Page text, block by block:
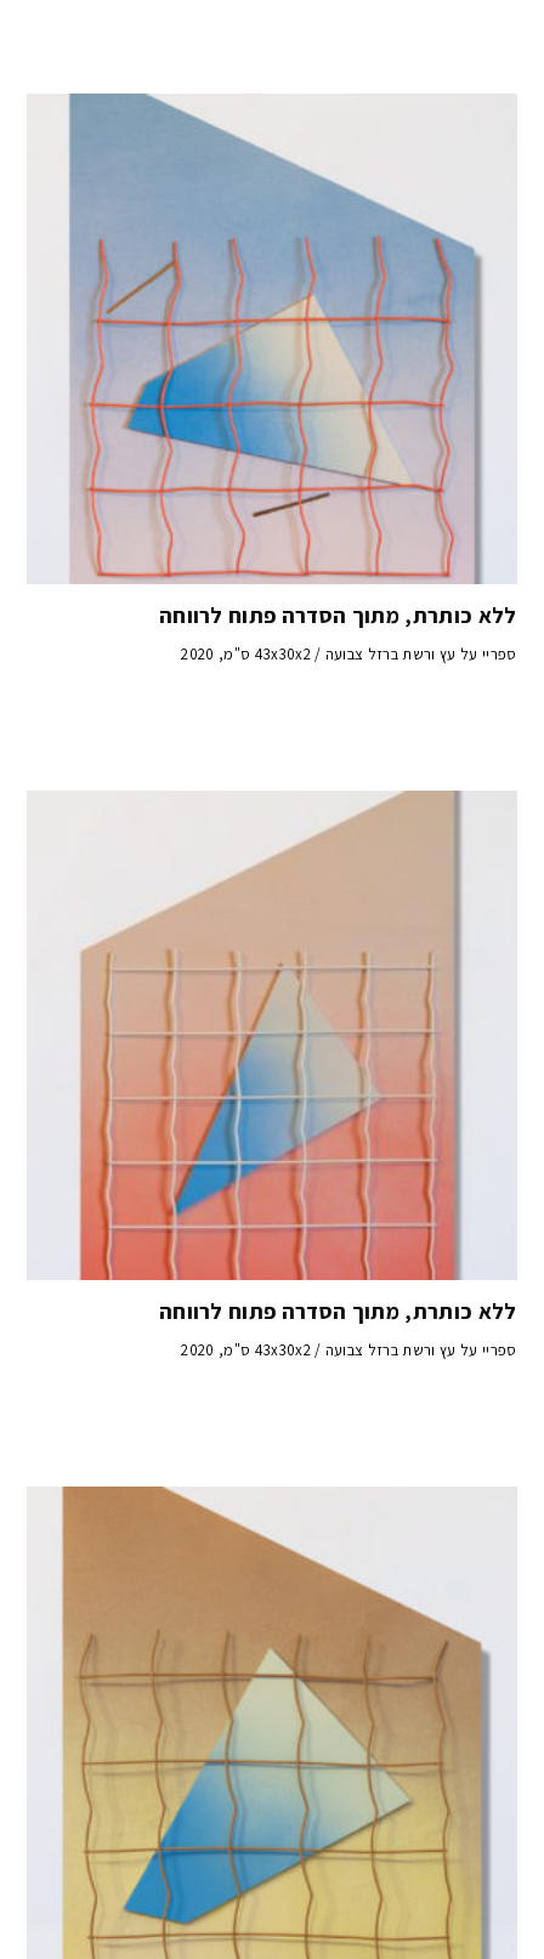
ללא כותרת, מתוך הסדרה פתוח לרווחה
ספריי על עץ ורשת ברזל צבועה / 43x30x2 ס"מ, 2020
ללא כותרת, מתוך הסדרה פתוח לרווחה
ספריי על עץ ורשת ברזל צבועה / 43x30x2 ס"מ, 2020